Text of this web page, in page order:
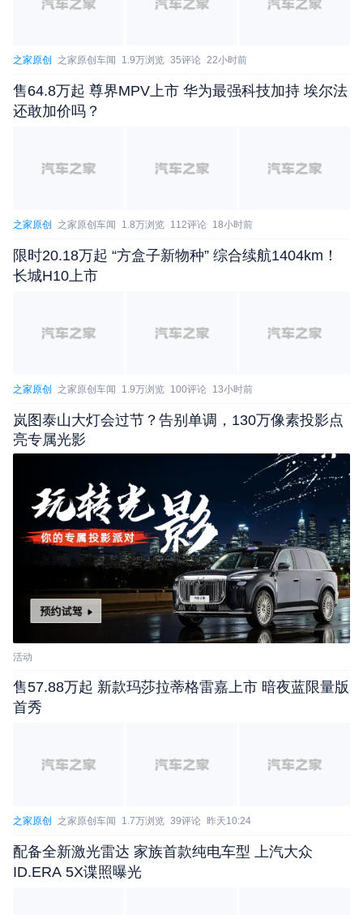
之家原创 之家原创车闻 1.9万浏览 35评论 22小时前
售64.8万起 尊界MPV上市 华为最强科技加持 埃尔法
还敢加价吗？
之家原创 之家原创车闻 1.8万浏览 112评论 18小时前
限时20.18万起 “方盒子新物种” 综合续航1404km！
长城H10上市
之家原创 之家原创车闻 1.9万浏览 100评论 13小时前
岚图泰山大灯会过节？告别单调，130万像素投影点
亮专属光影
活动
售57.88万起 新款玛莎拉蒂格雷嘉上市 暗夜蓝限量版
首秀
之家原创 之家原创车闻 1.7万浏览 39评论 昨天10:24
配备全新激光雷达 家族首款纯电车型 上汽大众
ID.ERA 5X谍照曝光